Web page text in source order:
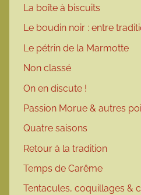
La boîte à biscuits
Le boudin noir : entre
Le pétrin de la Marmotte
Non classé
On en discute !
Passion Morue & autres
Quatre saisons
Retour à la tradition
Temps de Carême
Tentacules, coquillages &